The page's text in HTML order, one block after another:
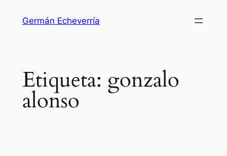
Germán Echeverría
Etiqueta: gonzalo
alonso